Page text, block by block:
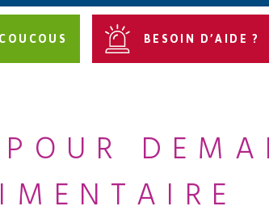
BESOIN D’AIDE ?